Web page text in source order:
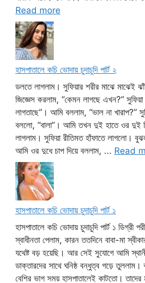
Read more
হাসপাতালে কচি ভোদায় চুদাচুদি পার্ট ২
ডলতে লাগলাম। সুফিয়ার শরীর মাঝে মাঝেই
জিজ্ঞেস করলাম, “কেমন লাগছে এখন?”
লাগতাছে”। আমি বললাম, “ভাল না খারাপ?”
বললো, “বালা”। আমি তখন দুই হাতে ওর দুই
লাগলাম। সুফিয়া রীতিমত হাঁফাতে লাগলো।
আমি ওর দুধে চাপ দিয়ে বললাম, ... Read
হাসপাতালে কচি ভোদায় চুদাচুদি পার্ট ১
হাসপাতালে কচি ভোদায় চুদাচুদি পার্ট ১ ডিগ্রী
স্বাধীনতা পেলাম, কারন ততদিনে বাবা-মা
যথেষ্ট বড় হয়েছি। আর সেই সুযোগে আমি স্থানীয়
ডাক্তারদের সাথে ঘনিষ্ঠ বন্ধুত্ব গড়ে
বেশির ভাগ সময় হাসপাতালেই কাটতো। তাদের